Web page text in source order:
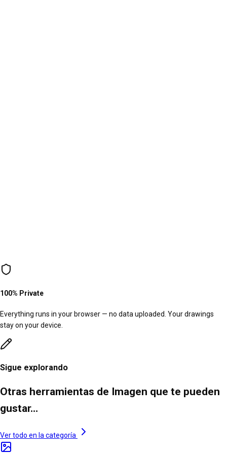
100% Private
Everything runs in your browser — no data uploaded. Your drawings
stay on your device.
Sigue explorando
Otras herramientas de Imagen que te pueden
gustar…
Ver todo en la categoría